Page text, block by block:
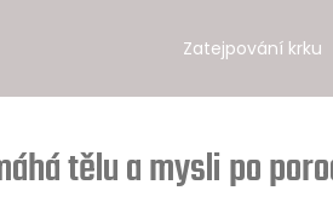
Zatejpování krku
tělu a mysli po